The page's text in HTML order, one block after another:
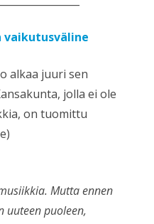
vaikutusväline
alkaa juuri sen
jolla ei ole
on tuomittu
Mutta ennen
uuteen puoleen,